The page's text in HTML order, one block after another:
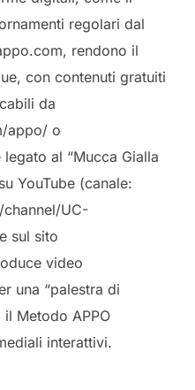
regolari dal
rendono il
con contenuti gratuiti
da
appo/ o
al “Mucca Gialla
YouTube (canale:
UC-
sul sito
video
una “palestra di
Metodo APPO
interattivi.